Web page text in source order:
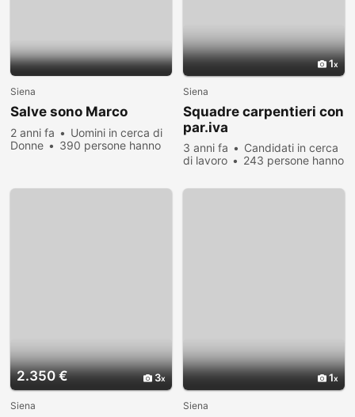
Siena
Salve sono Marco
2 anni fa
Uomini in cerca di
Donne
390 persone hanno
1
Siena
Squadre carpentieri con
par.iva
3 anni fa
Candidati in cerca
di lavoro
243 persone hanno
2.350 € 3
Siena
1
Siena